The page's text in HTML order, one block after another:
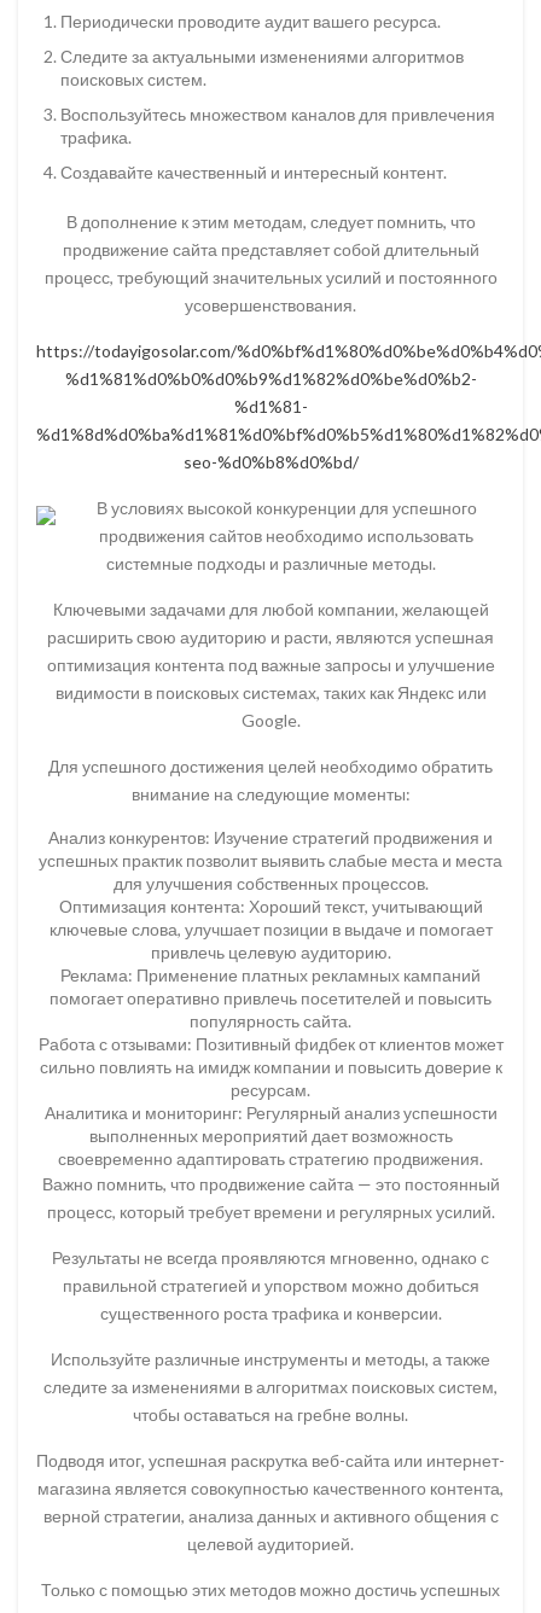
Периодически проводите аудит вашего ресурса.
Следите за актуальными изменениями алгоритмов
поисковых систем.
Воспользуйтесь множеством каналов для привлечения
трафика.
Создавайте качественный и интересный контент.
В дополнение к этим методам, следует помнить, что
продвижение сайта представляет собой длительный
процесс, требующий значительных усилий и постоянного
усовершенствования.
https://todayigosolar.com/
%d1%81%d0%b0%d0%b9%d1%82%d0%be%d0%b2-
%d1%81-
seo-%d0%b8%d0%bd/
В условиях высокой конкуренции для успешного
продвижения сайтов необходимо использовать
системные подходы и различные методы.
Ключевыми задачами для любой компании, желающей
расширить свою аудиторию и расти, являются успешная
оптимизация контента под важные запросы и улучшение
видимости в поисковых системах, таких как Яндекс или
Google.
Для успешного достижения целей необходимо обратить
внимание на следующие моменты:
Анализ конкурентов: Изучение стратегий продвижения и
успешных практик позволит выявить слабые места и места
для улучшения собственных процессов.
Оптимизация контента: Хороший текст, учитывающий
ключевые слова, улучшает позиции в выдаче и помогает
привлечь целевую аудиторию.
Реклама: Применение платных рекламных кампаний
помогает оперативно привлечь посетителей и повысить
популярность сайта.
Работа с отзывами: Позитивный фидбек от клиентов может
сильно повлиять на имидж компании и повысить доверие к
ресурсам.
Аналитика и мониторинг: Регулярный анализ успешности
выполненных мероприятий дает возможность
своевременно адаптировать стратегию продвижения.
Важно помнить, что продвижение сайта — это постоянный
процесс, который требует времени и регулярных усилий.
Результаты не всегда проявляются мгновенно, однако с
правильной стратегией и упорством можно добиться
существенного роста трафика и конверсии.
Используйте различные инструменты и методы, а также
следите за изменениями в алгоритмах поисковых систем,
чтобы оставаться на гребне волны.
Подводя итог, успешная раскрутка веб-сайта или интернет-
магазина является совокупностью качественного контента,
верной стратегии, анализа данных и активного общения с
целевой аудиторией.
Только с помощью этих методов можно достичь успешных